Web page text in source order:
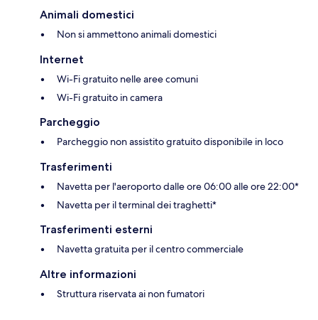
Animali domestici
Non si ammettono animali domestici
Internet
Wi-Fi gratuito nelle aree comuni
Wi-Fi gratuito in camera
Parcheggio
Parcheggio non assistito gratuito disponibile in loco
Trasferimenti
Navetta per l'aeroporto dalle ore 06:00 alle ore 22:00*
Navetta per il terminal dei traghetti*
Trasferimenti esterni
Navetta gratuita per il centro commerciale
Altre informazioni
Struttura riservata ai non fumatori